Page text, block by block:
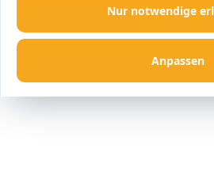
Nur notwendige
Anpassen